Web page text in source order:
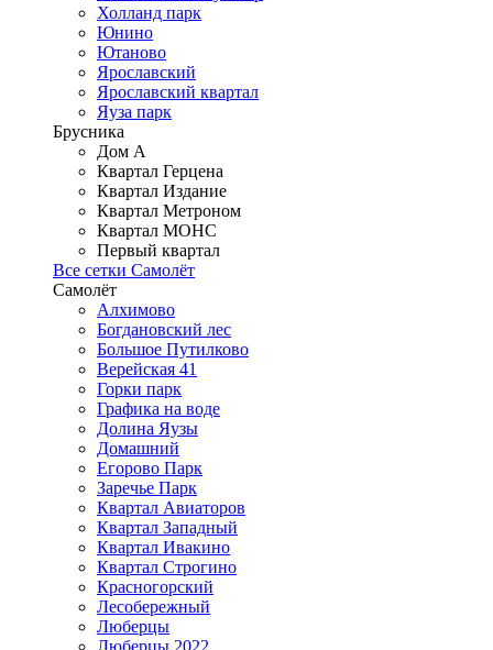
Холланд парк
Юнино
Ютаново
Ярославский
Ярославский квартал
Яуза парк
Брусника
Дом А
Квартал Герцена
Квартал Издание
Квартал Метроном
Квартал МОНС
Первый квартал
Все сетки Самолёт
Самолёт
Алхимово
Богдановский лес
Большое Путилково
Верейская 41
Горки парк
Графика на воде
Долина Яузы
Домашний
Егорово Парк
Заречье Парк
Квартал Авиаторов
Квартал Западный
Квартал Ивакино
Квартал Строгино
Красногорский
Лесобережный
Люберцы
Люберцы 2022